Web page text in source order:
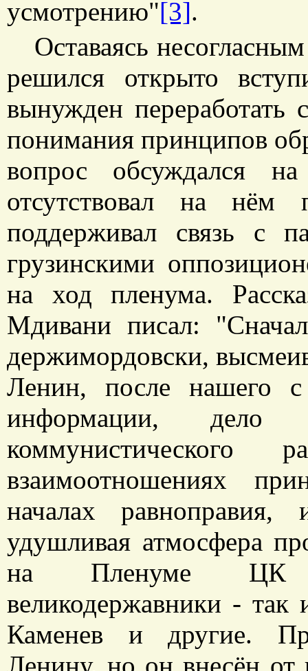
усмотрению"[3].
Оставаясь
решился открыто
вынужден переработать
понимания принципов
вопрос обсуждался
отсутствовал на нём
поддерживал связь с
грузинскими
на ход пленума.
Мдивани писал:
держимордовски,
Ленин, после нашего
информации, дело
взаимоотношениях
началах равноправия,
удушливая атмосфера
на Пленуме ЦК
великодержавники - так
Каменев и другие.